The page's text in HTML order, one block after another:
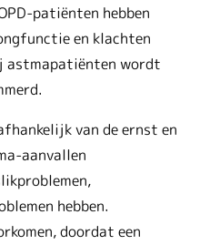
patiënten hebben
en klachten
astmapatiënten wordt
van de ernst en
aanvallen
hebben.
doordat een